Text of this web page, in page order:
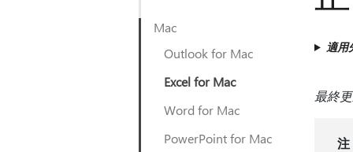
Mac
Outlook for Mac
Excel for Mac
Word for Mac
PowerPoint for Mac
適用
最終
注